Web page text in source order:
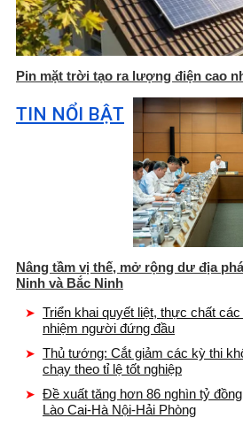
Pin mặt trời tạo ra lượng điện cao
TIN NỔI BẬT
Nâng tầm vị thế, mở rộng dư địa
Ninh và Bắc Ninh
Triển khai quyết liệt, thực chất
nhiệm người đứng đầu
Thủ tướng: Cắt giảm các kỳ thi
chạy theo tỉ lệ tốt nghiệp
Đề xuất tăng hơn 86 nghìn tỷ
Lào Cai-Hà Nội-Hải Phòng